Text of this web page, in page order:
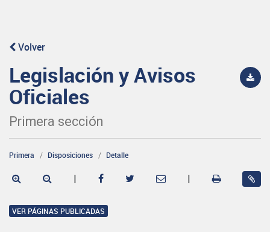
Volver
Legislación y Avisos
Oficiales
Primera sección
Primera Disposiciones Detalle
| |
VER PÁGINAS PUBLICADAS